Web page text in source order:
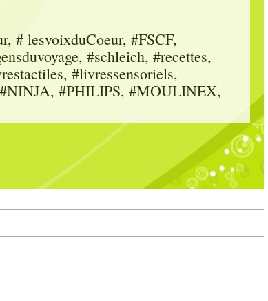
# lesvoixduCoeur, #FSCF,
#schleich, #recettes,
#livressensoriels,
#PHILIPS, #MOULINEX,